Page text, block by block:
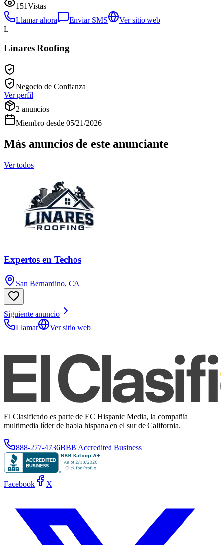
151Vistas
Llamar ahora
Enviar SMS
Ver sitio web
L
Linares Roofing
Negocio de Confianza
Ver perfil
2 anuncios
Miembro desde 05/21/2026
Más anuncios de este anunciante
Ver todos
Expertos en Techos
San Bernardino, CA
Siguiente anuncio
Llamar
Ver sitio web
El Clasificado es parte de EC Hispanic Media, la compañía
multimedia líder de habla hispana en el sur de California.
888-277-4736BBB Accredited Business
Facebook X